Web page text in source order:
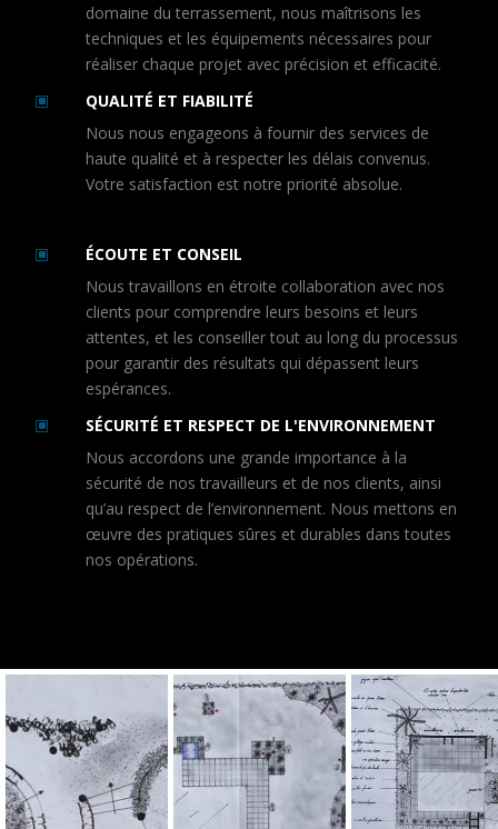
domaine du terrassement, nous maîtrisons les
techniques et les équipements nécessaires pour
réaliser chaque projet avec précision et efficacité.
W
QUALITÉ ET FIABILITÉ
Nous nous engageons à fournir des services de
haute qualité et à respecter les délais convenus.
Votre satisfaction est notre priorité absolue.
W
ÉCOUTE ET CONSEIL
Nous travaillons en étroite collaboration avec nos
clients pour comprendre leurs besoins et leurs
attentes, et les conseiller tout au long du processus
pour garantir des résultats qui dépassent leurs
espérances.
W
SÉCURITÉ ET RESPECT DE L'ENVIRONNEMENT
Nous accordons une grande importance à la
sécurité de nos travailleurs et de nos clients, ainsi
qu’au respect de l’environnement. Nous mettons en
œuvre des pratiques sûres et durables dans toutes
nos opérations.